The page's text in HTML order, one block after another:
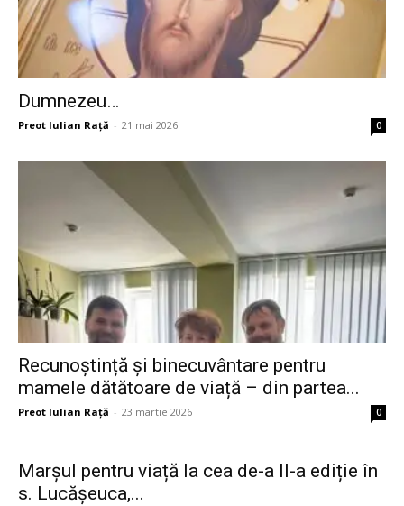
Dumnezeu…
Preot Iulian Raţă - 21 mai 2026 0
Recunoștință și binecuvântare pentru
mamele dătătoare de viață – din partea...
Preot Iulian Raţă - 23 martie 2026 0
Marșul pentru viață la cea de-a II-a ediție în
s. Lucășeuca,...